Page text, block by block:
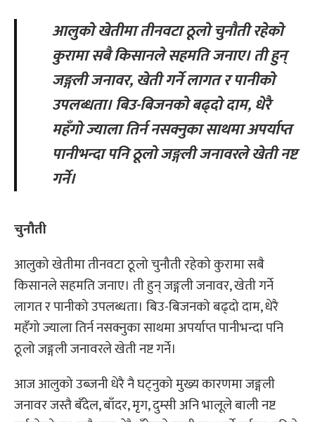
आलुको खेतीमा तीनवटा ठूलो चुनौती रहेको
कुरामा सबै किसानले सहमति जनाए। ती हुन्
जङ्गली जनावर, खेती गर्ने लागत र पानीको
उपलब्धता। बिउ-बिजनको बढ्दो दाम, धेरै
महँगो ज्याला तिर्न नसक्नुका साथमा अपर्याप्त
पानीभन्दा पनि ठूलो जङ्गली जनावरले खेती नष्ट
गर्ने।
चुनौती
आलुको खेतीमा तीनवटा ठूलो चुनौती रहेको कुरामा सबै
किसानले सहमति जनाए। ती हुन् जङ्गली जनावर, खेती गर्ने
लागत र पानीको उपलब्धता। बिउ-बिजनको बढ्दो दाम, धेरै
महँगो ज्याला तिर्न नसक्नुका साथमा अपर्याप्त पानीभन्दा पनि
ठूलो जङ्गली जनावरले खेती नष्ट गर्ने।
आज आलुको उब्जनी धेरै नै घट्नुको मुख्य कारणमा जङ्गली
जनावर जस्तै बँदेल, बाँदर, मृग, दुम्सी अनि भालूले बाली नष्ट